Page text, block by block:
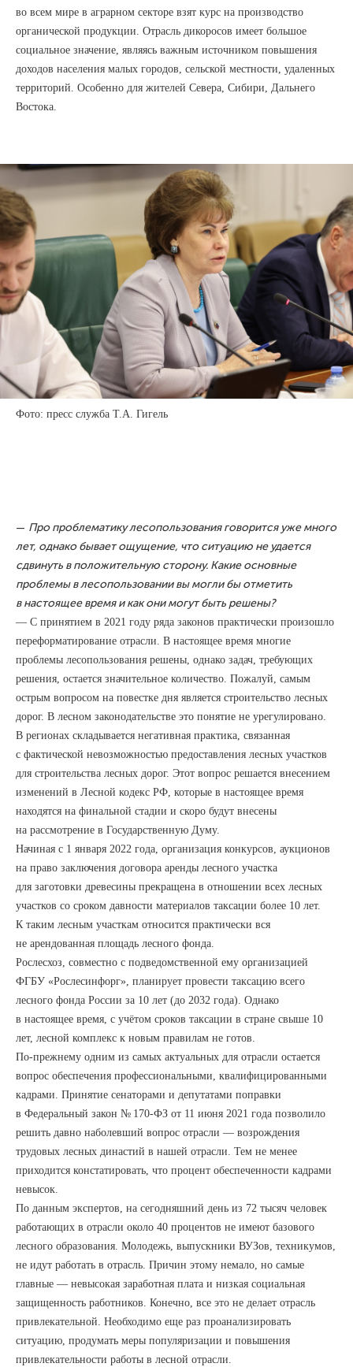
во всем мире в аграрном секторе взят курс на производство
органической продукции. Отрасль дикоросов имеет большое
социальное значение, являясь важным источником повышения
доходов населения малых городов, сельской местности, удаленных
территорий. Особенно для жителей Севера, Сибири, Дальнего
Востока.
Фото: пресс служба Т.А. Гигель
— Про проблематику лесопользования говорится уже много
лет, однако бывает ощущение, что ситуацию не удается
сдвинуть в положительную сторону. Какие основные
проблемы в лесопользовании вы могли бы отметить
в настоящее время и как они могут быть решены?
— С принятием в 2021 году ряда законов практически произошло
переформатирование отрасли. В настоящее время многие
проблемы лесопользования решены, однако задач, требующих
решения, остается значительное количество. Пожалуй, самым
острым вопросом на повестке дня является строительство лесных
дорог. В лесном законодательстве это понятие не урегулировано.
В регионах складывается негативная практика, связанная
с фактической невозможностью предоставления лесных участков
для строительства лесных дорог. Этот вопрос решается внесением
изменений в Лесной кодекс РФ, которые в настоящее время
находятся на финальной стадии и скоро будут внесены
на рассмотрение в Государственную Думу.
Начиная с 1 января 2022 года, организация конкурсов, аукционов
на право заключения договора аренды лесного участка
для заготовки древесины прекращена в отношении всех лесных
участков со сроком давности материалов таксации более 10 лет.
К таким лесным участкам относится практически вся
не арендованная площадь лесного фонда.
Рослесхоз, совместно с подведомственной ему организацией
ФГБУ «Рослесинфорг», планирует провести таксацию всего
лесного фонда России за 10 лет (до 2032 года). Однако
в настоящее время, с учётом сроков таксации в стране свыше 10
лет, лесной комплекс к новым правилам не готов.
По-прежнему одним из самых актуальных для отрасли остается
вопрос обеспечения профессиональными, квалифицированными
кадрами. Принятие сенаторами и депутатами поправки
в Федеральный закон № 170-ФЗ от 11 июня 2021 года позволило
решить давно наболевший вопрос отрасли — возрождения
трудовых лесных династий в нашей отрасли. Тем не менее
приходится констатировать, что процент обеспеченности кадрами
невысок.
По данным экспертов, на сегодняшний день из 72 тысяч человек
работающих в отрасли около 40 процентов не имеют базового
лесного образования. Молодежь, выпускники ВУЗов, техникумов,
не идут работать в отрасль. Причин этому немало, но самые
главные — невысокая заработная плата и низкая социальная
защищенность работников. Конечно, все это не делает отрасль
привлекательной. Необходимо еще раз проанализировать
ситуацию, продумать меры популяризации и повышения
привлекательности работы в лесной отрасли.